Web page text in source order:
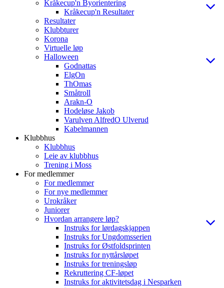
Kråkecup'n Byorientering
Kråkecup'n Resultater
Resultater
Klubbturer
Korona
Virtuelle løp
Halloween
Godnattas
ElgOn
ThOmas
Småtroll
Arakn-O
Hodeløse Jakob
Varulven AlfredO Ulverud
Kabelmannen
Klubbhus
Klubbhus
Leie av klubbhus
Trening i Moss
For medlemmer
For medlemmer
For nye medlemmer
Urokråker
Juniorer
Hvordan arrangere løp?
Instruks for lørdagskjappen
Instruks for Ungdomsserien
Instruks for Østfoldsprinten
Instruks for nyttårsløpet
Instruks for treningsløp
Rekruttering CF-løpet
Instruks for aktivitetsdag i Nesparken